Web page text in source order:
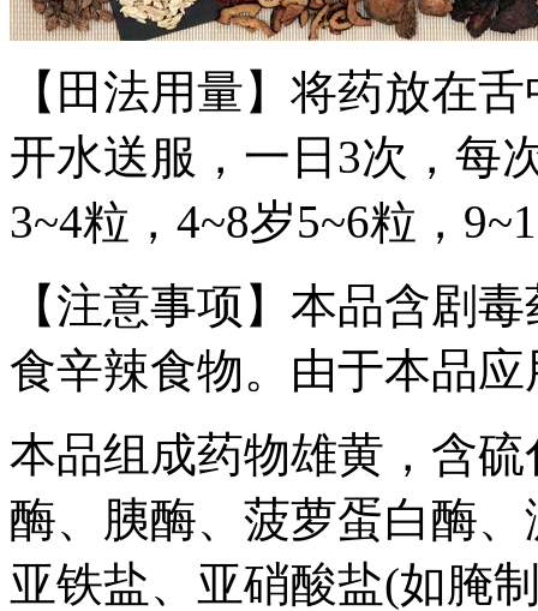
【田法用量】将药放在
开水送服，一日3次，每
3~4粒，4~8岁5~6粒，
【注意事项】本品含剧
食辛辣食物。由于本品
本品组成药物雄黄，含
酶、胰酶、菠萝蛋白酶
亚铁盐、亚硝酸盐(如腌